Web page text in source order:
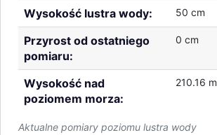
Aktualne pomiary poziomu lustra wody
Wysokość lustra wody: 50 cm
Przyrost od ostatniego
pomiaru:
0 cm
Wysokość nad
poziomem morza:
210.16 m